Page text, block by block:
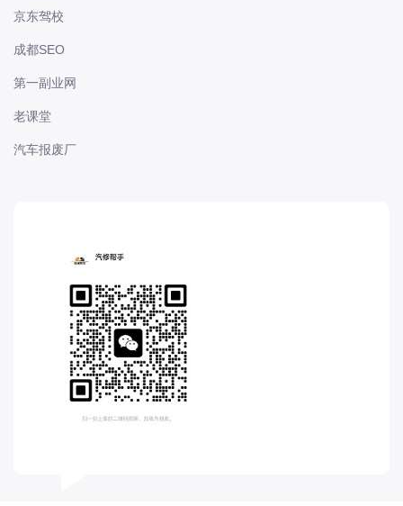
大力牛魔王
大通
道奇
丰田-海外丰田
丰田-进口丰田
方程豹
枫叶
法拉利
京东驾校
成都SEO
第一副业网
老课堂
汽车报废厂